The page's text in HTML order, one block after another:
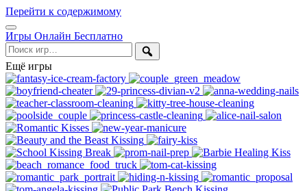
Перейти к содержимому
Открыть
меню
Игры Онлайн Бесплатно
Поиск
Ещё игры